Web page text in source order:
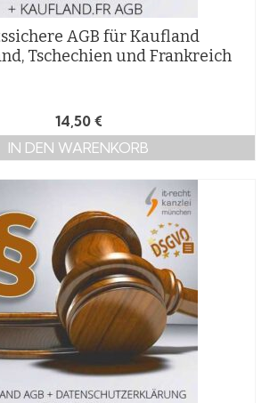
AGB für Kaufland
Tschechien und Frankreich
14,50 €
IN DEN WARENKORB